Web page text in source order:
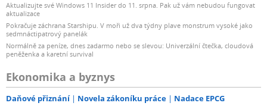
Aktualizujte své Windows 11 Insider do 11. srpna. Pak už vám nebudou fungovat
aktualizace
Pokračuje záchrana Starshipu. V moři už dva týdny plave monstrum vysoké jako
sedmnáctipatrový panelák
Normálně za peníze, dnes zadarmo nebo se slevou: Univerzální čtečka, cloudová
peněženka a karetní survival
Ekonomika a byznys
Daňové přiznání Novela zákoníku práce Nadace EPCG